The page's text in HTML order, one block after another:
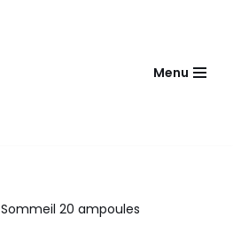
Menu
Sommeil 20 ampoules